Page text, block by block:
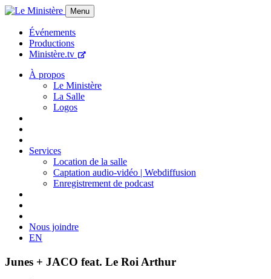
Menu
Événements
Productions
Ministère.tv
À propos
Le Ministère
La Salle
Logos
Services
Location de la salle
Captation audio-vidéo | Webdiffusion
Enregistrement de podcast
Nous joindre
EN
Junes + JACO feat. Le Roi Arthur